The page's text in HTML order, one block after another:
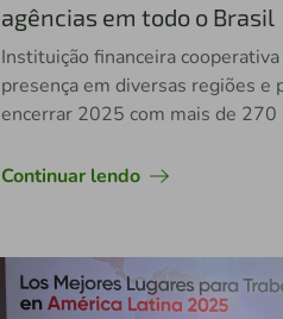
agências em todo o Brasil
Instituição financeira
presença em diversas regiões e
encerrar 2025 com mais de 270
Continuar lendo